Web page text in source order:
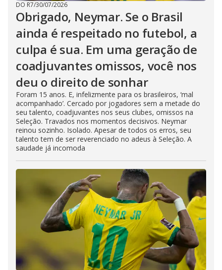
DO R7/30/07/2026
Obrigado, Neymar. Se o Brasil
ainda é respeitado no futebol, a
culpa é sua. Em uma geração de
coadjuvantes omissos, você nos
deu o direito de sonhar
Foram 15 anos. E, infelizmente para os brasileiros, ‘mal
acompanhado’. Cercado por jogadores sem a metade do
seu talento, coadjuvantes nos seus clubes, omissos na
Seleção. Travados nos momentos decisivos. Neymar
reinou sozinho. Isolado. Apesar de todos os erros, seu
talento tem de ser reverenciado no adeus à Seleção. A
saudade já incomoda